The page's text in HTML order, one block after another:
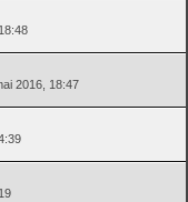
2016, 18:47